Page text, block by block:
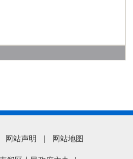
网站声明 |
网站地图